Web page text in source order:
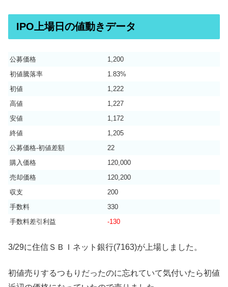
IPO上場日の値動きデータ
公募価格
1,200
初値騰落率
1.83%
初値
1,222
高値
1,227
安値
1,172
終値
1,205
公募価格-初値差額
22
購入価格
120,000
売却価格
120,200
収支
200
手数料
330
手数料差引利益
-130
3/29に住信ＳＢＩネット銀行(7163)が上場しました。
初値売りするつもりだったのに忘れていて気付いたら初値